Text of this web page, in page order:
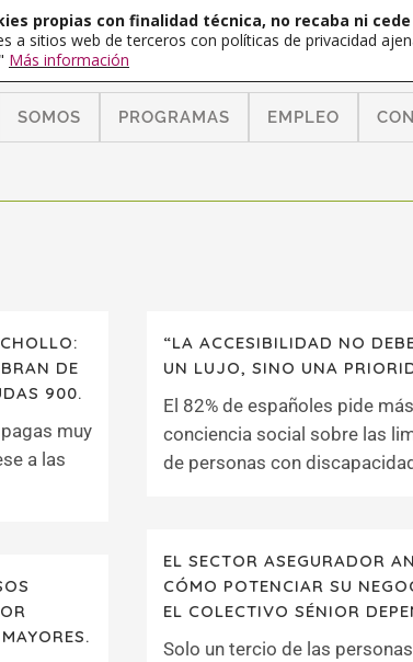
SOMOS PROGRAMAS EMPLEO
DE
900.
muy
a las
“LA ACCESIBILIDAD NO
UN LUJO, SINO UNA
El 82% de españoles pide más
conciencia social sobre las
de personas con
EL SECTOR ASEGURADOR
CÓMO POTENCIAR SU
EL COLECTIVO SÉNIOR
Solo un tercio de las personas
propias con finalidad técnica, no recaba ni
a sitios web de terceros con políticas de privacidad
Más información